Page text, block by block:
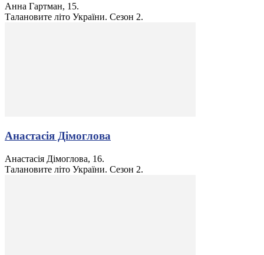
Анна Гартман, 15.
Талановите літо України. Сезон 2.
Анастасія Дімоглова
Анастасія Дімоглова, 16.
Талановите літо України. Сезон 2.